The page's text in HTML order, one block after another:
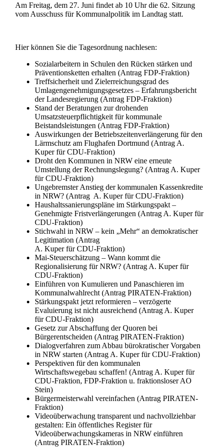
Am Freitag, dem 27. Juni findet ab 10 Uhr die 62. Sitzung
vom Ausschuss für Kommunalpolitik im Landtag statt.
Hier können Sie die Tagesordnung nachlesen:
Sozialarbeitern in Schulen den Rücken stärken und
Präventionsketten erhalten (Antrag FDP-Fraktion)
Treffsicherheit und Zielerreichungsgrad des
Umlagengenehmigungsgesetzes – Erfahrungsbericht
der Landesregierung (Antrag FDP-Fraktion)
Stand der Beratungen zur drohenden
Umsatzsteuerpflichtigkeit für kommunale
Beistandsleistungen (Antrag FDP-Fraktion)
Auswirkungen der Betriebszeitenverlängerung für den
Lärmschutz am Flughafen Dortmund (Antrag A.
Kuper für CDU-Fraktion)
Droht den Kommunen in NRW eine erneute
Umstellung der Rechnungslegung? (Antrag A. Kuper
für CDU-Fraktion)
Ungebremster Anstieg der kommunalen Kassenkredite
in NRW? (Antrag A. Kuper für CDU-Fraktion)
Haushaltssanierungspläne im Stärkungspakt –
Genehmigte Fristverlängerungen (Antrag A. Kuper für
CDU-Fraktion)
Stichwahl in NRW – kein „Mehr“ an demokratischer
Legitimation (Antrag
A. Kuper für CDU-Fraktion)
Mai-Steuerschätzung – Wann kommt die
Regionalisierung für NRW? (Antrag A. Kuper für
CDU-Fraktion)
Einführen von Kumulieren und Panaschieren im
Kommunalwahlrecht (Antrag PIRATEN-Fraktion)
Stärkungspakt jetzt reformieren – verzögerte
Evaluierung ist nicht ausreichend (Antrag A. Kuper
für CDU-Fraktion)
Gesetz zur Abschaffung der Quoren bei
Bürgerentscheiden (Antrag PIRATEN-Fraktion)
Dialogverfahren zum Abbau bürokratischer Vorgaben
in NRW starten (Antrag A. Kuper für CDU-Fraktion)
Perspektiven für den kommunalen
Wirtschaftswegebau schaffen! (Antrag A. Kuper für
CDU-Fraktion, FDP-Fraktion u. fraktionsloser AO
Stein)
Bürgermeisterwahl vereinfachen (Antrag PIRATEN-
Fraktion)
Videoüberwachung transparent und nachvollziehbar
gestalten: Ein öffentliches Register für
Videoüberwachungskameras in NRW einführen
(Antrag PIRATEN-Fraktion)